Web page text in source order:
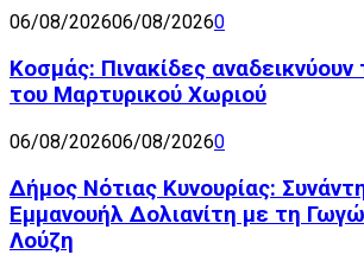
06/08/202606/08/20260
Κοσμάς: Πινακίδες αναδεικνύουν
του Μαρτυρικού Χωριού
06/08/202606/08/20260
Δήμος Νότιας Κυνουρίας:
Εμμανουήλ Δολιανίτη με τη
Λούζη